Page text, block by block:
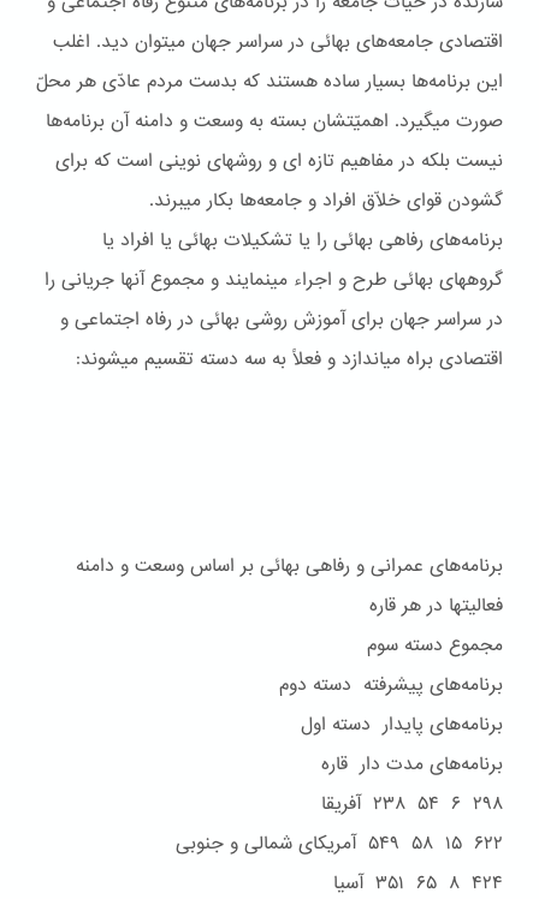
اقتصادی جامعه‌های بهائی در سراسر جهان ميتوان ديد. اغلب
اين برنامه‌ها بسيار ساده هستند که بدست مردم عادّی هر محلّ
صورت ميگيرد. اهميّتشان بسته به وسعت و دامنه آن برنامه‌ها
نيست بلکه در مفاهيم تازه ای و روشهای نوينی است که برای
گشودن قوای خلّاق افراد و جامعه‌ها بکار ميبرند.
برنامه‌های رفاهی بهائی را يا تشکيلات بهائی يا افراد يا
گروههای بهائی طرح و اجراء مينمايند و مجموع آنها جريانی را
در سراسر جهان برای آموزش روشی بهائی در رفاه اجتماعی و
اقتصادی براه مياندازد و فعلاً به سه دسته تقسيم ميشوند:
برنامه‌هاى عمرانى و رفاهى بهائى بر اساس وسعت و دامنه
فعاليتها در هر قاره
مجموع دسته سوم
برنامه‌هاى پيشرفته دسته دوم
برنامه‌هاى پايدار دسته اول
برنامه‌هاى مدت دار قاره
۲۹۸ ۶ ۵۴ ۲۳۸ آفريقا
۶۲۲ ۱۵ ۵۸ ۵۴۹ آمريکاى شمالى و جنوبى
۴۲۴ ۸ ۶۵ ۳۵۱ آسيا